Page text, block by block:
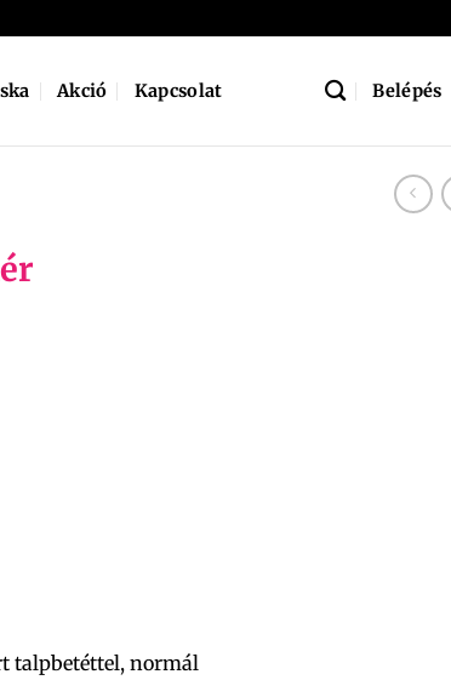
Akció Kapcsolat Belépés
talpbetéttel, normál